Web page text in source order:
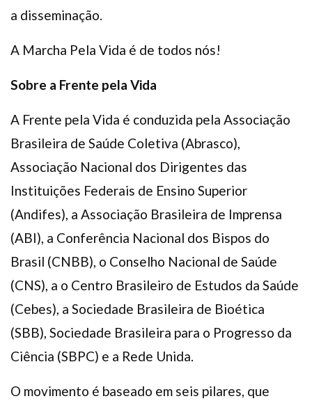
a disseminação.
A Marcha Pela Vida é de todos nós!
Sobre a Frente pela Vida
A Frente pela Vida é conduzida pela Associação
Brasileira de Saúde Coletiva (Abrasco),
Associação Nacional dos Dirigentes das
Instituições Federais de Ensino Superior
(Andifes), a Associação Brasileira de Imprensa
(ABI), a Conferência Nacional dos Bispos do
Brasil (CNBB), o Conselho Nacional de Saúde
(CNS), a o Centro Brasileiro de Estudos da Saúde
(Cebes), a Sociedade Brasileira de Bioética
(SBB), Sociedade Brasileira para o Progresso da
Ciência (SBPC) e a Rede Unida.
O movimento é baseado em seis pilares, que